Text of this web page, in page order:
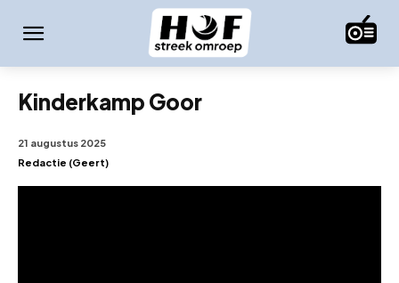
Kinderkamp Goor
21 augustus 2025
Redactie (Geert)